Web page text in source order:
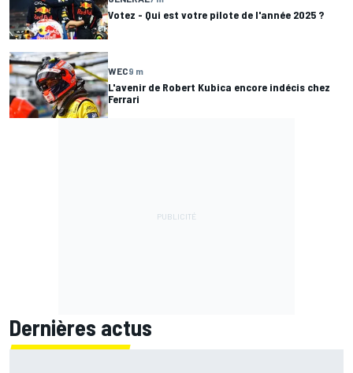
Votez - Qui est votre pilote de l'année 2025 ?
WEC9 m
L'avenir de Robert Kubica encore indécis chez
Ferrari
Dernières actus